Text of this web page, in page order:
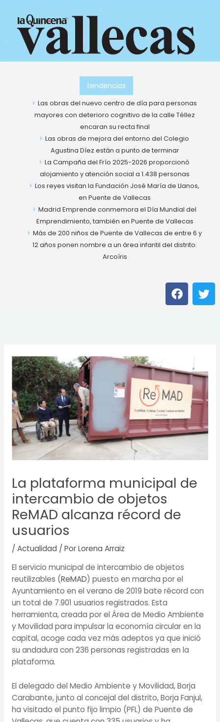
contenido
tendencias
Las obras del nuevo centro de día para personas
mayores con deterioro cognitivo de la calle Téllez
encaran su recta final
Las obras de mejora del entorno del Colegio
Agustina Díez están a punto de terminar
La Campaña del Frío 2025-2026 proporcionó
alojamiento y atención social a 1.438 personas
Los reyes visitan la Fundación José María de Llanos,
en Puente de Vallecas
Madrid Emprende conmemora el Día Mundial del
Emprendimiento, también en Puente de Vallecas
Más de 200 niños de Puente de Vallecas de entre 6 y
12 años ponen nombre a un área infantil del distrito:
Arcoíris
F
a
c
k
T
w
i
La plataforma municipal de
intercambio de objetos
ReMAD alcanza récord de
usuarios
/ Actualidad / PorLorena Arraiz
El servicio municipal de intercambio de objetos
reutilizables (ReMAD) puesto en marcha por el
Ayuntamiento en el verano de 2019 bate récord con
un total de 7.901 usuarios registrados. Esta
herramienta, creada por el Área de Medio Ambiente
y Movilidad para impulsar la economía circular en la
capital, acoge cada vez más adeptos ya que inició
su andadura con 236 personas registradas en la
plataforma.
El delegado del Medio Ambiente y Movilidad, Borja
Carabante, junto al concejal del distrito, Borja Fanjul,
ha visitado el punto fijo limpio (PFL) de Puente de